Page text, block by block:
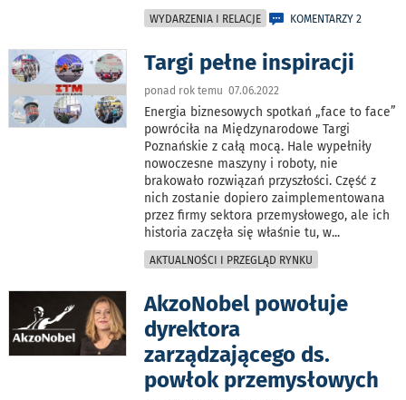
WYDARZENIA I RELACJE KOMENTARZY 2
Targi pełne inspiracji
ponad rok temu 07.06.2022
Energia biznesowych spotkań „face to face”
powróciła na Międzynarodowe Targi
Poznańskie z całą mocą. Hale wypełniły
nowoczesne maszyny i roboty, nie
brakowało rozwiązań przyszłości. Część z
nich zostanie dopiero zaimplementowana
przez firmy sektora przemysłowego, ale ich
historia zaczęła się właśnie tu, w...
AKTUALNOŚCI I PRZEGLĄD RYNKU
AkzoNobel powołuje
dyrektora
zarządzającego ds.
powłok przemysłowych